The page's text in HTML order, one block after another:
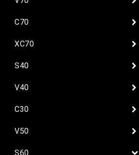
C70
XC70
S40
V40
C30
V50
S60